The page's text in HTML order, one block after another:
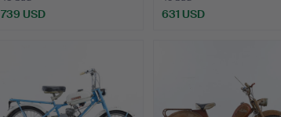
739 USD 631 USD